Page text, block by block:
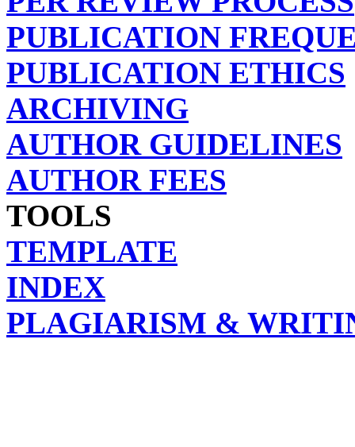
PUBLICATION
PUBLICATION ETHICS
ARCHIVING
AUTHOR GUIDELINES
AUTHOR FEES
TOOLS
TEMPLATE
INDEX
PLAGIARISM &